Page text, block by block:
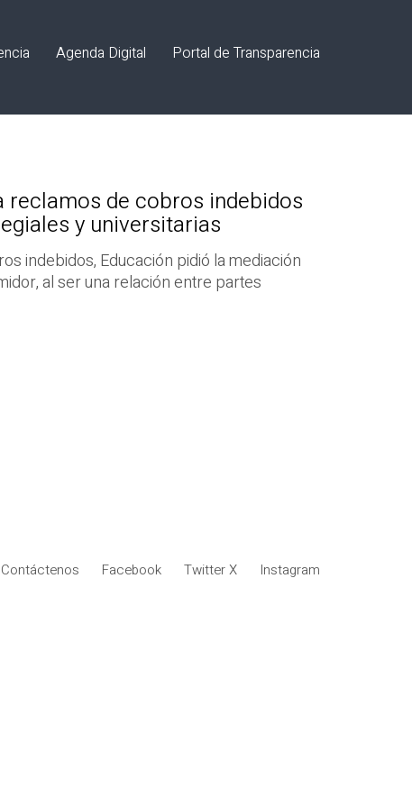
Agenda Digital Portal de Transparencia
reclamos de cobros indebidos
y universitarias
indebidos, Educación pidió la mediación
al ser una relación entre partes
Contáctenos Facebook Twitter X Instagram